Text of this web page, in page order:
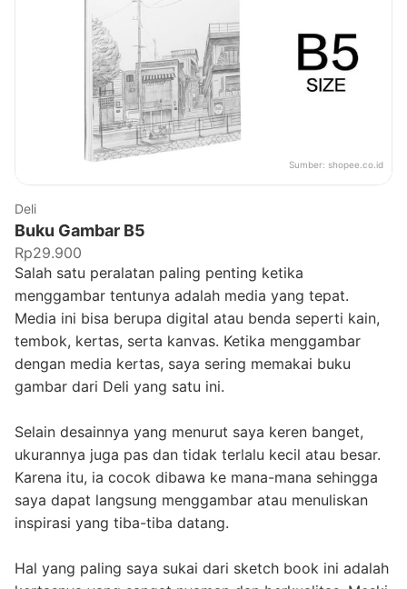
Sumber: shopee.co.id
Deli
Buku Gambar B5
Rp29.900
Salah satu peralatan paling penting ketika
menggambar tentunya adalah media yang tepat.
Media ini bisa berupa digital atau benda seperti kain,
tembok, kertas, serta kanvas. Ketika menggambar
dengan media kertas, saya sering memakai buku
gambar dari Deli yang satu ini.
Selain desainnya yang menurut saya keren banget,
ukurannya juga pas dan tidak terlalu kecil atau besar.
Karena itu, ia cocok dibawa ke mana-mana sehingga
saya dapat langsung menggambar atau menuliskan
inspirasi yang tiba-tiba datang.
Hal yang paling saya sukai dari sketch book ini adalah